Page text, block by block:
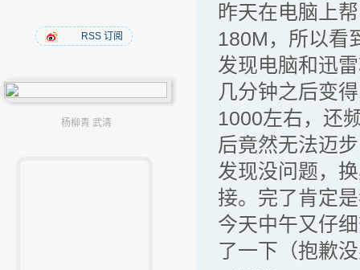
RSS 订阅
杨柳青 武清
昨天在电脑上
180M，所以看
发现电脑和迅
几分钟之后变
1000左右，还
后竟然无法迈
发现没问题，
接。完了肯定
今天中午又仔
了一下（抱歉